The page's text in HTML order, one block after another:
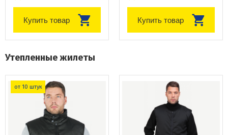
Купить товар Купить товар
Утепленные жилеты
от 10 штук